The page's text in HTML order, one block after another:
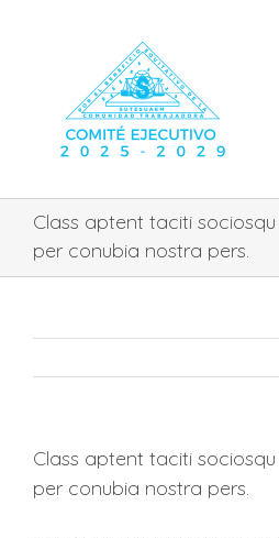
Class aptent taciti
per conubia nostra pers.
Class aptent taciti
per conubia nostra pers.